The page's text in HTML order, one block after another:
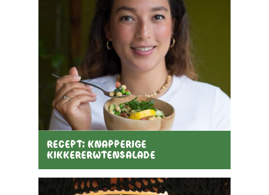
Recept: knapperige
kikkererwtensalade